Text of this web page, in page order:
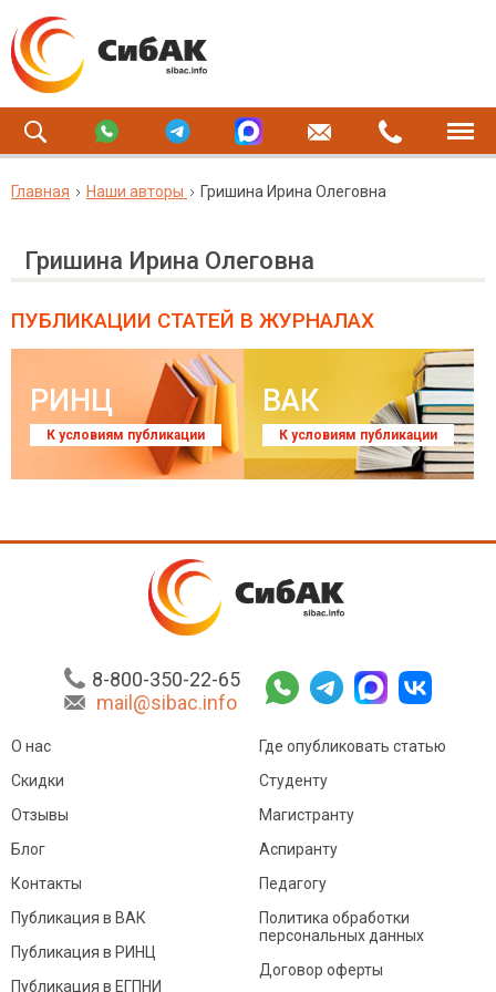
Главная Наши авторы Гришина Ирина Олеговна
Гришина Ирина Олеговна
ПУБЛИКАЦИИ СТАТЕЙ В ЖУРНАЛАХ
РИНЦ
К условиям публикации
ВАК
К условиям публикации
8-800-350-22-65
mail@sibac.info
О нас
Скидки
Отзывы
Блог
Контакты
Где опубликовать статью
Студенту
Магистранту
Аспиранту
Педагогу
Публикация в ВАК
Публикация в РИНЦ
Публикация в ЕГПНИ
Политика обработки
персональных данных
Договор оферты